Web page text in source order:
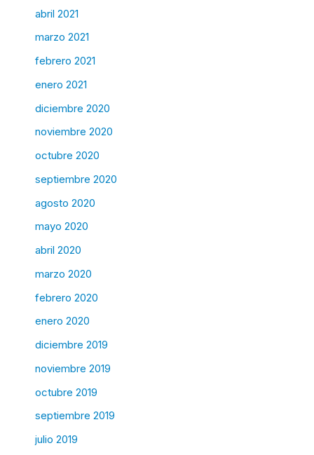
abril 2021
marzo 2021
febrero 2021
enero 2021
diciembre 2020
noviembre 2020
octubre 2020
septiembre 2020
agosto 2020
mayo 2020
abril 2020
marzo 2020
febrero 2020
enero 2020
diciembre 2019
noviembre 2019
octubre 2019
septiembre 2019
julio 2019